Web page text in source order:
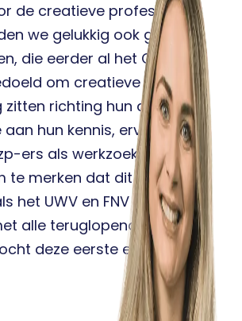
de creatieve professional
we gelukkig ook gebruik
die eerder al het Creative
om creatieve
richting hun doel en
hun kennis, ervaring en
ers als werkzoekenden
te merken dat dit initiatief
UWV en FNV Kiem die
alle teruglopende
deze eerste editie een